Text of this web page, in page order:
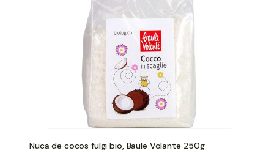
Nuca de cocos fulgi bio, Baule Volante 250g